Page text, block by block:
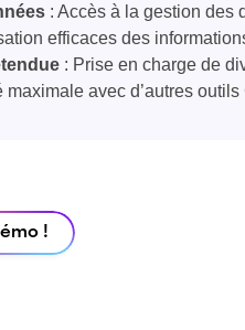
: Accès à la gestion des
efficaces des
: Prise en charge de
avec d’autres outils
!